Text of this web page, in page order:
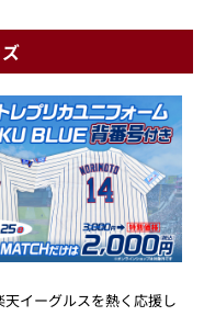
イーグルスを熱く応援し